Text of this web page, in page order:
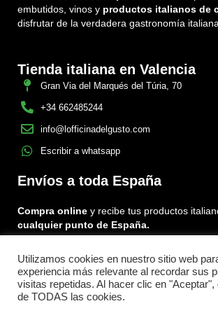
embutidos, vinos y productos italianos de
disfrutar de la verdadera gastronomía
Tienda italiana en Valencia
Gran Via del Marqués del Túria, 70
+34 662485244
info@lofficinadelgusto.com
Escribir a whatsapp
Envíos a toda España
Compra online y recibe tus productos
cualquier punto de España.
Encuéntranos en:
FacebookInstagram
Utilizamos cookies en nuestro sitio web
experiencia más relevante al recordar sus
visitas repetidas. Al hacer clic en "Aceptar",
de TODAS las cookies.